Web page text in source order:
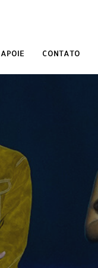
APOIE CONTATO